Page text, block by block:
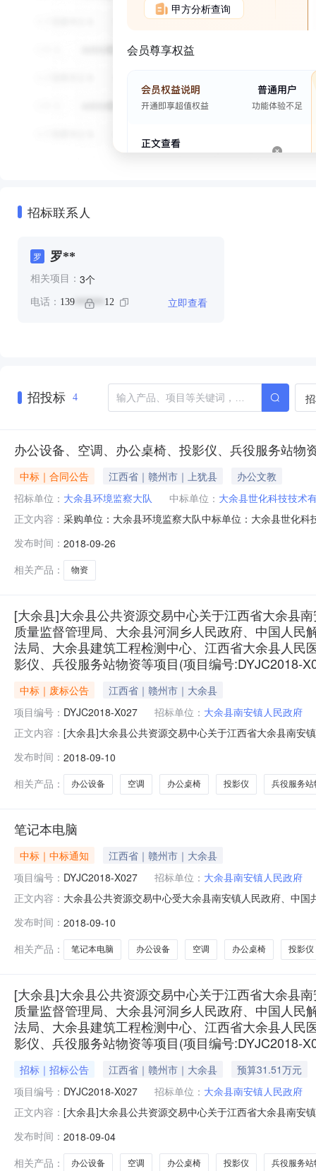
甲方分析查询
会员尊享权益
招标联系人
罗 罗**
相关项目： 3个
电话： 139 ****** 12 立即查看
招投标 4
办公设备、空调、办公桌椅、投影仪、兵役服务站物
中标｜合同公告 江西省｜赣州市｜上犹县
办公文教
招标单位： 大余县环境监察大队 中标单位： 大余县世化科技技术
正文内容： 采购单位：大余县环境监察大队中标单位：大余县世化
发布时间： 2018-09-26
相关产品：
物资
[大余县]大余县公共资源交易中心关于江西省大余县
质量监督管理局、大余县河洞乡人民政府、中国人
法局、大余县建筑工程检测中心、江西省大余县人
影仪、兵役服务站物资等项目(项目编号:DYJC2018-
中标｜废标公告
江西省｜赣州市｜大余县
项目编号： DYJC2018-X027 招标单位： 大余县南安镇人民政府
正文内容： [大余县]大余县公共资源交易中心关于江西省大余县南安
西省大余县公安局交通管理大队、大余县环境监察大队
余县公共资源交易中心受
发布时间： 2018-09-10
相关产品：
办公设备 空调 办公桌椅 投影仪 兵役服务站
笔记本电脑
中标｜中标通知
江西省｜赣州市｜大余县
项目编号： DYJC2018-X027 招标单位： 大余县南安镇人民政府
正文内容： 大余县公共资源交易中心受大余县南安镇人民政府、中
交通管理大队、大余县环境监察大队的委托，对办公设
2018年09月07日下午15:00（
发布时间： 2018-09-10
相关产品：
笔记本电脑 办公设备 空调 办公桌椅 投影仪
[大余县]大余县公共资源交易中心关于江西省大余县
质量监督管理局、大余县河洞乡人民政府、中国人
法局、大余县建筑工程检测中心、江西省大余县人
影仪、兵役服务站物资等项目(项目编号:DYJC2018-
招标｜招标公告 江西省｜赣州市｜大余县
预算31.51万元
项目编号： DYJC2018-X027 招标单位： 大余县南安镇人民政府
正文内容： [大余县]大余县公共资源交易中心关于江西省大余县南安
西省大余县公安局交通管理大队、大余县环境监察大队
公共资源交易中心关于江
发布时间： 2018-09-04
相关产品：
办公设备 空调 办公桌椅 投影仪 兵役服务站